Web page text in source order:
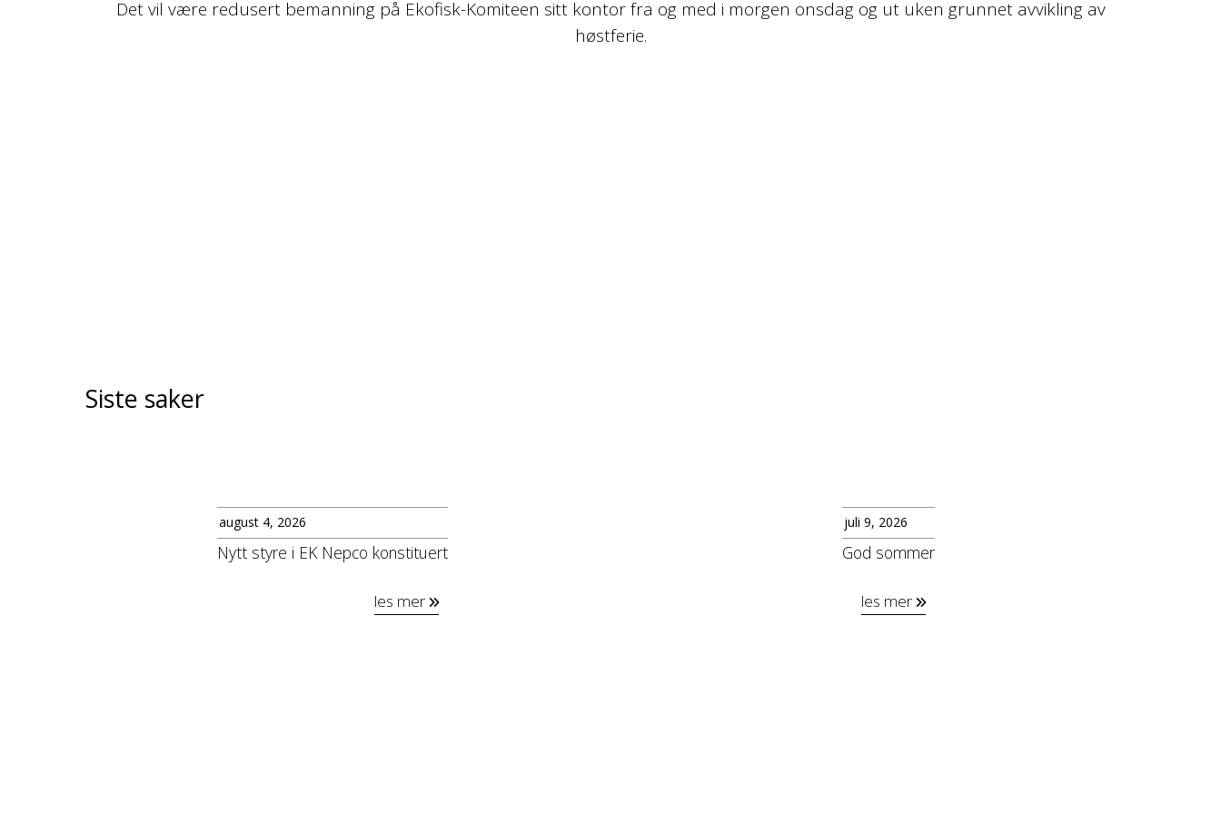
Det vil være redusert bemanning på Ekofisk-Komiteen sitt kontor fra og med i morgen onsdag og ut uken grunnet avvikling av
høstferie.
Siste saker
august 4, 2026
Nytt styre i EK Nepco konstituert
les mer
juli 9, 2026
God sommer
les mer